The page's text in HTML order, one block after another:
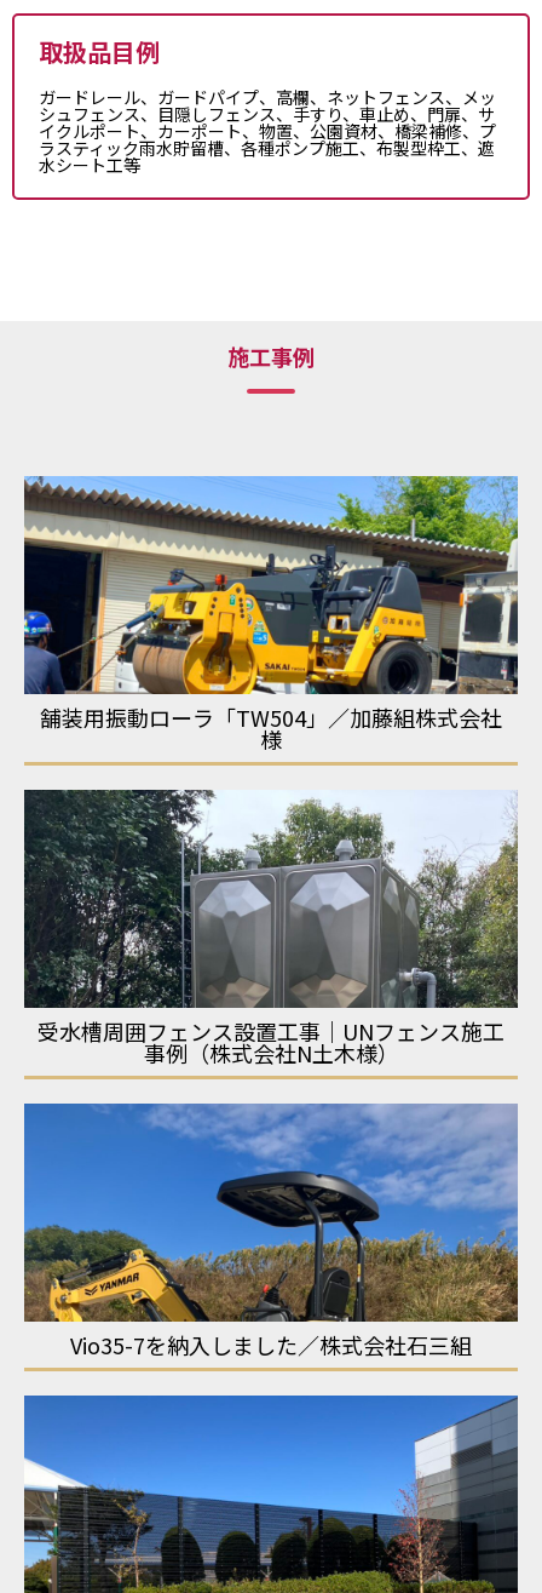
取扱品目例
ガードレール、ガードパイプ、高欄、ネットフェンス、メッ
シュフェンス、目隠しフェンス、手すり、車止め、門扉、サ
イクルポート、カーポート、物置、公園資材、橋梁補修、プ
ラスティック雨水貯留槽、各種ポンプ施工、布製型枠工、遮
水シート工等
施工事例
舗装用振動ローラ「TW504」／加藤組株式会社
様
受水槽周囲フェンス設置工事｜UNフェンス施工
事例（株式会社N土木様）
Vio35-7を納入しました／株式会社石三組